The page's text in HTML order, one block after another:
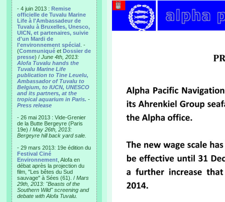
- 4 juin 2013 : Remise
officielle de Tuvalu Marine
Life à l'Ambassadeur de
Tuvalu à Bruxelles, Unesco,
UICN, et partenaires, suivie
d'un Mardi de
l'environnement spécial . -
(Communiqué et Dossier de
presse) / June 4th, 2013:
Alofa Tuvalu hands the
Tuvalu Marine Life
publication to Tine Leuelu,
Ambassador of Tuvalu to
Belgium, to IUCN, UNESCO
and its partners, at the
tropical aquarium in Paris. -
Press release
- 26 mai 2013 : Vide-Grenier
de la Butte Bergeyre (Paris
19e) / May 26th, 2013:
Bergeyre hill back yard sale.
- 29 mars 2013: 19e édition du
Festival Ciné
Environnement , Alofa en
débat après la projection du
film, "Les bêtes du Sud
sauvage" à Sées (61). / Mars
29th, 2013: "Beasts of the
Southern Wild" screening and
debate with Alofa Tuvalu.